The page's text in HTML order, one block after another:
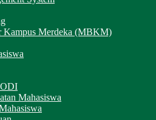
Kampus Merdeka (MBKM)
Mahasiswa